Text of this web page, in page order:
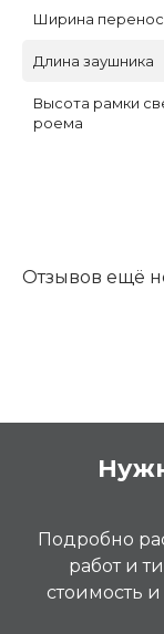
Ширина
Длина заушника
Высота рамки
роема
Отзывов ещё
Подробно
работ и
стоимость